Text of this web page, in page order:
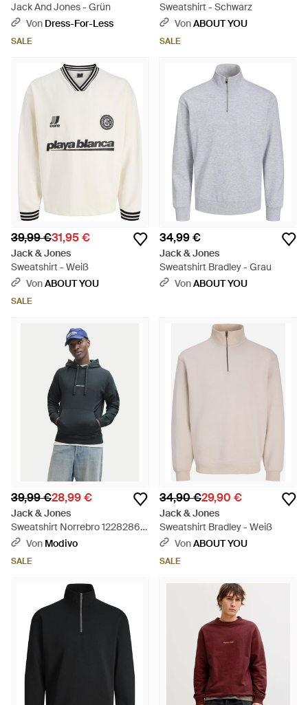
Jack And Jones - Grün
Von Dress-For-Less
SALE
Sweatshirt - Schwarz
VonABOUT YOU
SALE
39,99 €31,95 €
Jack & Jones
Sweatshirt - Weiß
VonABOUT YOU
SALE
34,99 €
Jack & Jones
Sweatshirt Bradley - Grau
VonABOUT YOU
39,99 €28,99 €
Jack & Jones
Sweatshirt Norrebro 12282861
Relaxed Fit - Blau
Von Modivo
SALE
34,90 €29,90 €
Jack & Jones
Sweatshirt Bradley - Weiß
VonABOUT YOU
SALE